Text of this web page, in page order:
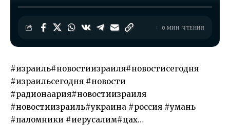
0 МИН. ЧТЕНИЯ
#израиль#новостиизраиля#новостисегодня
#израильсегодня #новости
#радионаария#новостиизраиля
#новостиизраиль#украина #россия #умань
#паломники #иерусалим#цах…